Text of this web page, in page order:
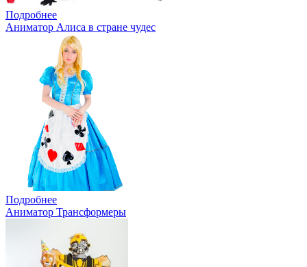
Подробнее
Аниматор Алиса в стране чудес
Подробнее
Аниматор Трансформеры